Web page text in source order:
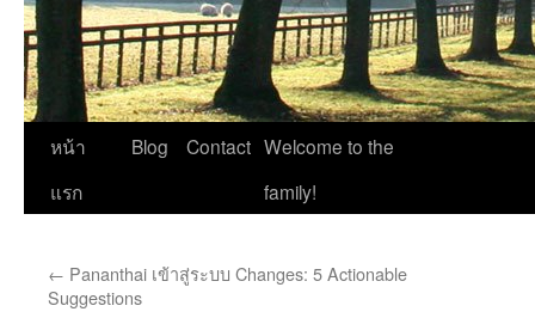
ข้าม
ไป
เนื้อหา
หน้า
แรก
Blog Contact Welcome to the
family!
← Pananthai เข้าสู่ระบบ Changes: 5 Actionable
Suggestions